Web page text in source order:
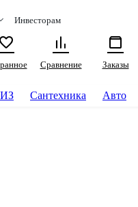
Инвесторам
Сравнение Заказы
Сантехника Авто